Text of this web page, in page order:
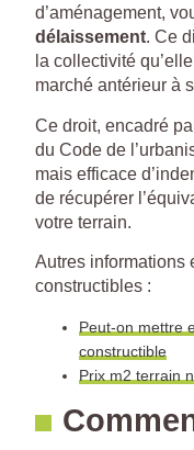
d’aménagement,
délaissement. Ce
la collectivité
marché antérieur à
Ce droit, encadré
du Code de
mais efficace
de récupérer
votre terrain.
Autres informations
constructibles :
Peut-on mettre
constructible
Prix m2 terrain